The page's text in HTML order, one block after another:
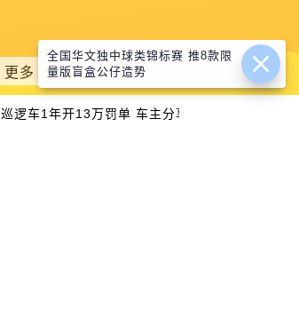
更多
逻车1年开13万罚单 车主分享“连续中招”经历
全国华文独中球类锦标赛 推8款限
量版盲盒公仔造势